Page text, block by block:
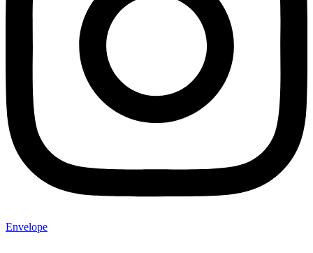
Envelope